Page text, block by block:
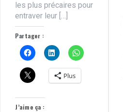
les plus précaires pour
entraver leur […]
Partager :
Plus
J’aime ça :